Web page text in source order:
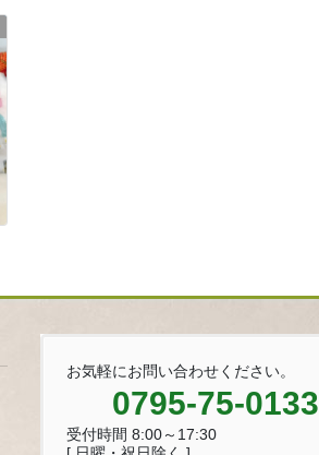
お気軽にお問い合わせください。
0795-75-0133
受付時間 8:00～17:30